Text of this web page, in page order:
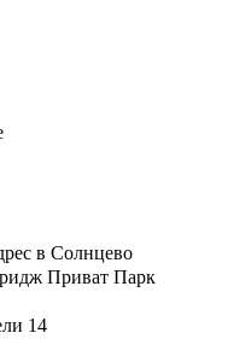
в Солнцево
Приват Парк
14